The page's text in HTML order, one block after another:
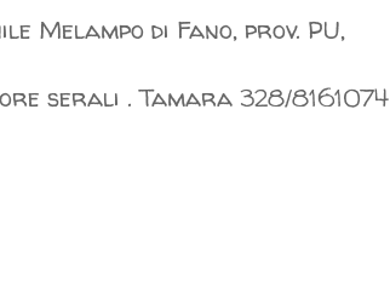
Melampo di Fano, prov. PU,
serali . Tamara 328/8161074